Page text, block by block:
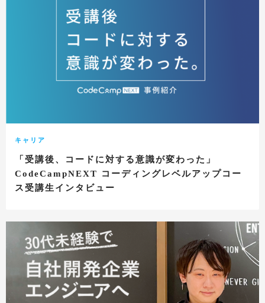
キャリア
「受講後、コードに対する意識が変わった」
CodeCampNEXT コーディングレベルアップコー
ス受講生インタビュー